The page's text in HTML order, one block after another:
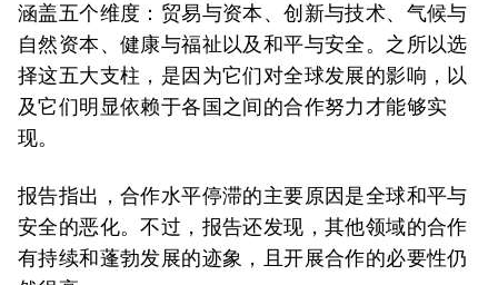
涵盖五个维度：贸易与资本、创新与技术、气候与
自然资本、健康与福祉以及和平与安全。之所以选
择这五大支柱，是因为它们对全球发展的影响，以
及它们明显依赖于各国之间的合作努力才能够实
现。
报告指出，合作水平停滞的主要原因是全球和平与
安全的恶化。不过，报告还发现，其他领域的合作
有持续和蓬勃发展的迹象，且开展合作的必要性仍